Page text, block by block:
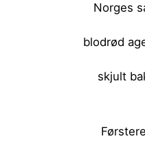
Norges
blodrød
skjult